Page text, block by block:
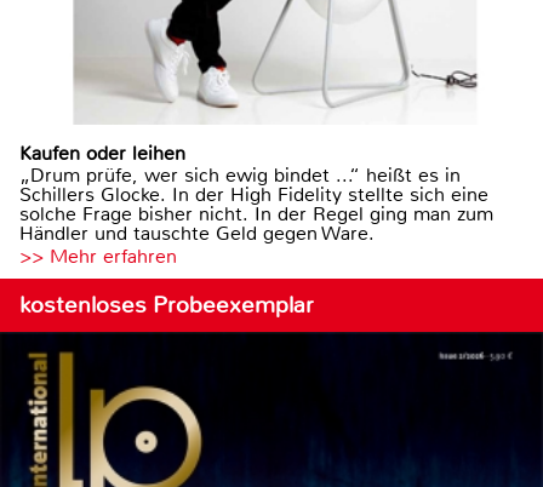
Kaufen oder leihen
„Drum prüfe, wer sich ewig bindet ...“ heißt es in
Schillers Glocke. In der High Fidelity stellte sich eine
solche Frage bisher nicht. In der Regel ging man zum
Händler und tauschte Geld gegen Ware.
>> Mehr erfahren
kostenloses Probeexemplar